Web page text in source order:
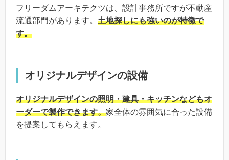
フリーダムアーキテクツは、設計事務所ですが不動産
流通部門があります。 土地探しにも強いのが特徴で
す。
オリジナルデザインの設備
オリジナルデザインの照明・建具・キッチンなどもオ
ーダーで製作できます。家全体の雰囲気に合った設備
を提案してもらえます。